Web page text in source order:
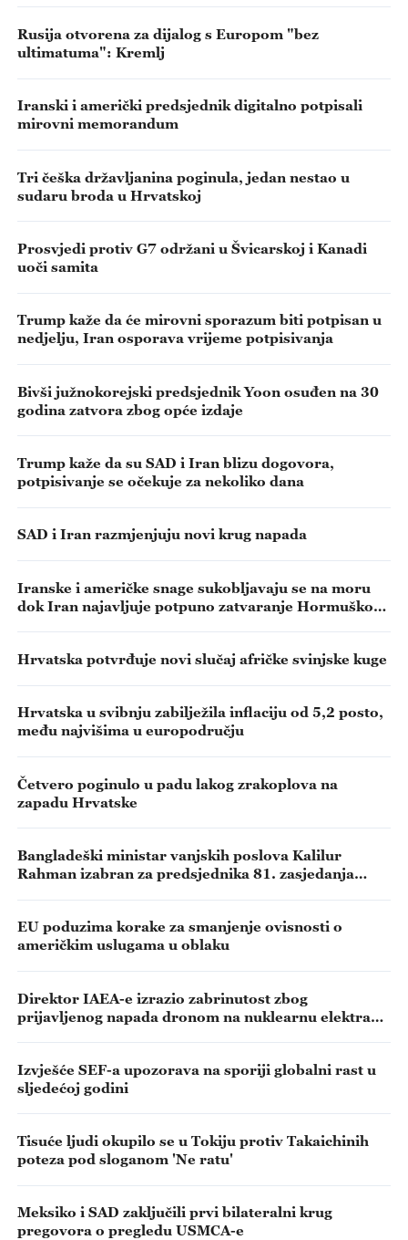
Rusija otvorena za dijalog s Europom "bez
ultimatuma": Kremlj
Iranski i američki predsjednik digitalno potpisali
mirovni memorandum
Tri češka državljanina poginula, jedan nestao u
sudaru broda u Hrvatskoj
Prosvjedi protiv G7 održani u Švicarskoj i Kanadi
uoči samita
Trump kaže da će mirovni sporazum biti potpisan u
nedjelju, Iran osporava vrijeme potpisivanja
Bivši južnokorejski predsjednik Yoon osuđen na 30
godina zatvora zbog opće izdaje
Trump kaže da su SAD i Iran blizu dogovora,
potpisivanje se očekuje za nekoliko dana
SAD i Iran razmjenjuju novi krug napada
Iranske i američke snage sukobljavaju se na moru
dok Iran najavljuje potpuno zatvaranje Hormuškog
Hrvatska potvrđuje novi slučaj afričke svinjske kuge
Hrvatska u svibnju zabilježila inflaciju od 5,2 posto,
među najvišima u europodručju
Četvero poginulo u padu lakog zrakoplova na
zapadu Hrvatske
Bangladeški ministar vanjskih poslova Kalilur
Rahman izabran za predsjednika 81. zasjedanja
EU poduzima korake za smanjenje ovisnosti o
američkim uslugama u oblaku
Direktor IAEA-e izrazio zabrinutost zbog
prijavljenog napada dronom na nuklearnu elektranu
Izvješće SEF-a upozorava na sporiji globalni rast u
sljedećoj godini
Tisuće ljudi okupilo se u Tokiju protiv Takaichinih
poteza pod sloganom 'Ne ratu'
Meksiko i SAD zaključili prvi bilateralni krug
pregovora o pregledu USMCA-e